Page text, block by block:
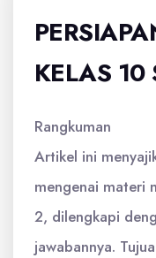
KELAS 10
Rangkuman
Artikel ini
mengenai materi
2, dilengkapi
jawabannya.